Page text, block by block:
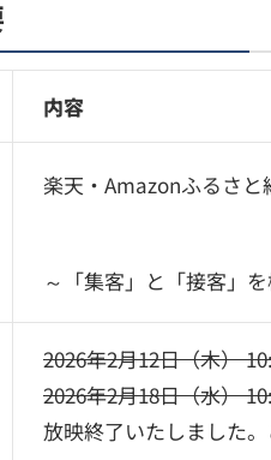
内容
楽天・Amazonふるさ
～「集客」と「接客」
2026年2月12日（木）
2026年2月18日（水）
放映終了いたしました